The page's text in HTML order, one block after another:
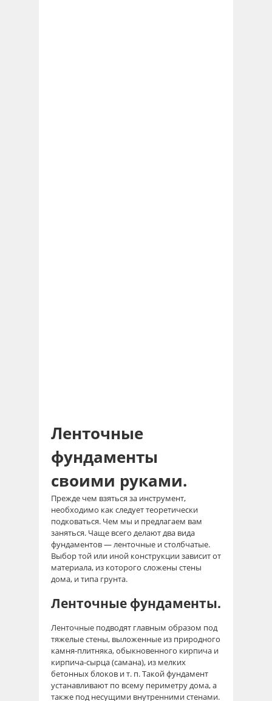
Ленточные
фундаменты
своими руками.
Прежде чем взяться за инструмент,
необходимо как следует теоретически
подковаться. Чем мы и предлагаем вам
заняться. Чаще всего делают два вида
фундаментов —ленточные и столбчатые.
Выбор той или иной конструкции зависит от
материала, из которого сложены стены
дома, и типа грунта.
Ленточные фундаменты.
Ленточные подводят главным образом под
тяжелые стены, выложенные из природного
камня-плитняка, обыкновенного кирпича и
кирпича-сырца (самана), из мелких
бетонных блоков и т. п. Такой фундамент
устанавливают по всему периметру дома, а
также под несущими внутренними стенами.